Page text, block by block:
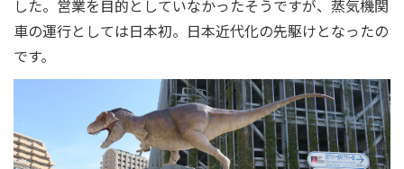
した。営業を目的としていなかったそうですが、蒸気機関
車の運行としては日本初。日本近代化の先駆けとなったの
です。